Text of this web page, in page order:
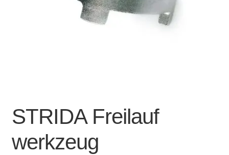
STRIDA Freilauf
werkzeug